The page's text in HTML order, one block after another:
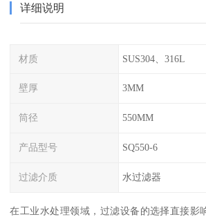
详细说明
材质 SUS304、316L
壁厚 3MM
筒径 550MM
产品型号 SQ550-6
过滤介质 水过滤器
在工业水处理领域，过滤设备的选择直接影